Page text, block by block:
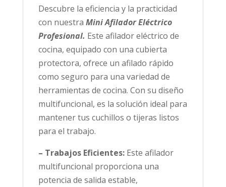
Descubre la eficiencia y la practicidad
con nuestra Mini Afilador Eléctrico
Profesional. Este afilador eléctrico de
cocina, equipado con una cubierta
protectora, ofrece un afilado rápido
como seguro para una variedad de
herramientas de cocina. Con su diseño
multifuncional, es la solución ideal para
mantener tus cuchillos o tijeras listos
para el trabajo.
– Trabajos Eficientes:Este afilador
multifuncional proporciona una
potencia de salida estable,